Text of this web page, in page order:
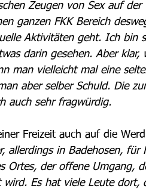
Zeugen von Sex auf
ganzen FKK Bereich
Aktivitäten geht. Ich bin
darin gesehen. Aber klar,
man vielleicht mal eine
aber selber Schuld. Die
auch sehr fragwürdig.
Freizeit auch auf die
allerdings in Badehosen,
Ortes, der offene Umgang,
wird. Es hat viele Leute dort,